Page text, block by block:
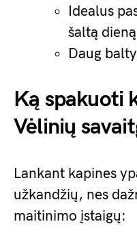
Idealus
šaltą dieną
Daug
Ką spakuoti
Vėlinių
Lankant kapines
užkandžių, nes
maitinimo įstaigų: